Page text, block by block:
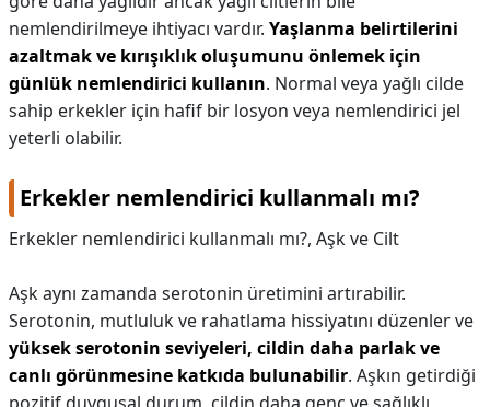
nemlendirilmeye ihtiyacı vardır. Yaşlanma belirtilerini
azaltmak ve kırışıklık oluşumunu önlemek için
günlük nemlendirici kullanın. Normal veya yağlı cilde
sahip erkekler için hafif bir losyon veya nemlendirici jel
yeterli olabilir.
Erkekler nemlendirici kullanmalı mı?
Erkekler nemlendirici kullanmalı mı?, Aşk ve Cilt
Aşk aynı zamanda serotonin üretimini artırabilir.
Serotonin, mutluluk ve rahatlama hissiyatını düzenler ve
yüksek serotonin seviyeleri, cildin daha parlak ve
canlı görünmesine katkıda bulunabilir. Aşkın getirdiği